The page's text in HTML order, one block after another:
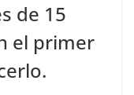
de 15
el primer